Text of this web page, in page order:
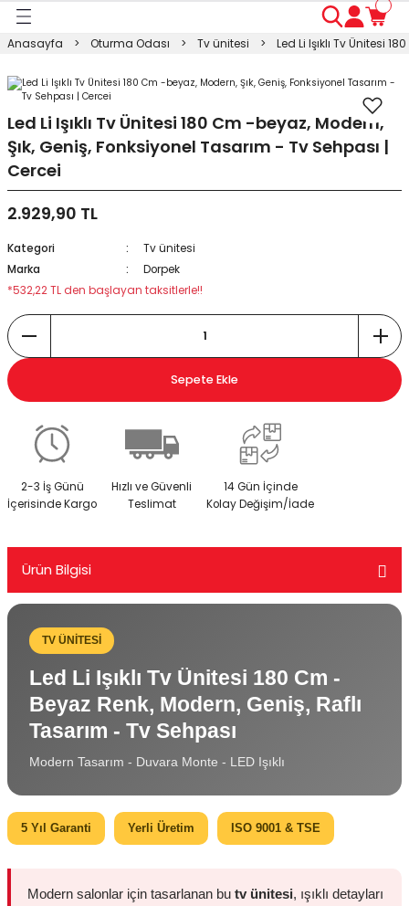
Masası
Dolabı
Anasayfa Oturma Odası Tv ünitesi Led Li Işıklı Tv Ünitesi
Led Li Işıklı Tv Ünitesi 180 Cm -beyaz, Modern,
Şık, Geniş, Fonksiyonel Tasarım - Tv Sehpası |
Cercei
2.929,90 TL
Kategori
Tv ünitesi
Marka
Dorpek
*532,22 TL den başlayan taksitlerle!!
Sepete Ekle
2-3 İş Günü
İçerisinde Kargo
Hızlı ve Güvenli
Teslimat
14 Gün İçinde
Kolay Değişim/İade
Ürün Bilgisi
TV ÜNİTESİ
Led Li Işıklı Tv Ünitesi 180 Cm -
Beyaz Renk, Modern, Geniş, Raflı
Tasarım - Tv Sehpası
Modern Tasarım - Duvara Monte - LED Işıklı
5 Yıl Garanti Yerli Üretim ISO 9001 & TSE
Modern salonlar için tasarlanan bu tv ünitesi, ışıklı detayları